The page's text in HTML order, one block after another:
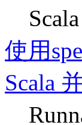
使用
Scala